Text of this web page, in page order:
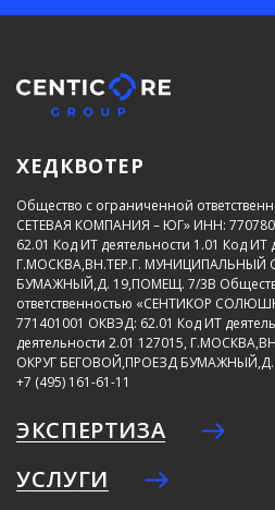
ХЕДКВОТЕР
Общество с ограниченной
СЕТЕВАЯ КОМПАНИЯ – ЮГ» ИНН:
62.01 Код ИТ деятельности 1.01 Код ИТ
Г.МОСКВА,ВН.ТЕР.Г. МУНИЦИПАЛЬНЫЙ
БУМАЖНЫЙ,Д. 19,ПОМЕЩ. 7/3В
ответственностью «СЕНТИКОР
771401001 ОКВЭД: 62.01 Код ИТ
деятельности 2.01 127015,
ОКРУГ БЕГОВОЙ,ПРОЕЗД
+7 (495) 161-61-11
ЭКСПЕРТИЗА
УСЛУГИ